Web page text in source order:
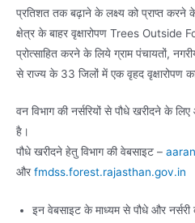
प्रतिशत तक बढ़ाने के लक्ष्य को प्राप्त
क्षेत्र के बाहर वृक्षारोपण Trees
प्रोत्साहित करने के लिये ग्राम पंचायतों,
से राज्य के 33 जिलों में एक वृहद वृक्षारोपण
वन विभाग की नर्सरियों से पौधे खरीदने के
है।
पौधे खरीदने हेतु विभाग की वेबसाइट –
औरfmdss.forest.rajasthan.gov.in
इन वेबसाइट के माध्यम से पौधे और नर्सरी